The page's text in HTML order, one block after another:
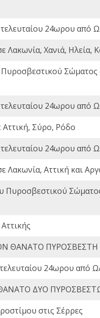
τελευταίου 24ωρου
Χανιά, Ηλεία,
Πυροσβεστικού
τελευταίου 24ωρου
Αττική, Σύρο, Ρόδο
τελευταίου 24ωρου
Λακωνία, Αττική και
Πυροσβεστικού
ΘΑΝΑΤΟ
24ωρου
ΔΥΟ
στις Σέρρες